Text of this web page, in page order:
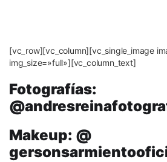
[vc_row][vc_column][vc_single_image
img_size=»full»][vc_column_text]
Fotografías:
Makeup: @